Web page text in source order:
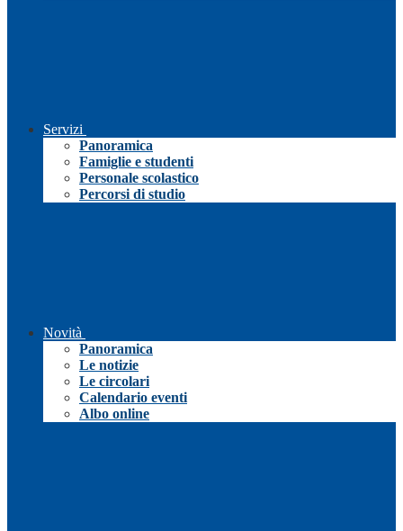
Servizi
Panoramica
Famiglie e studenti
Personale scolastico
Percorsi di studio
Novità
Panoramica
Le notizie
Le circolari
Calendario eventi
Albo online